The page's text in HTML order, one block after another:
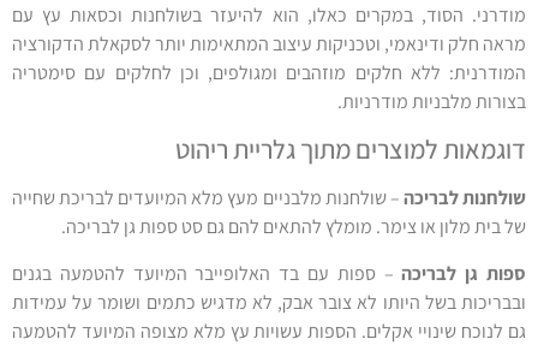
מודרני. הסוד, במקרים כאלו, הוא להיעזר בשולחנות וכסאות עץ עם
מראה חלק ודינאמי, וטכניקות עיצוב המתאימות יותר לסקאלת הדקורציה
המודרנית: ללא חלקים מוזהבים ומגולפים, וכן לחלקים עם סימטריה
בצורות מלבניות מודרניות.
דוגמאות למוצרים מתוך גלריית ריהוט
שולחנות לבריכה– שולחנות מלבניים מעץ מלא המיועדים לבריכת שחייה
של בית מלון או צימר. מומלץ להתאים להם גם סט ספות גן לבריכה.
ספות גן לבריכה– ספות עם בד האלופייבר המיועד להטמעה בגנים
ובבריכות בשל היותו לא צובר אבק, לא מדגיש כתמים ושומר על עמידות
גם לנוכח שינויי אקלים. הספות עשויות עץ מלא מצופה המיועד להטמעה